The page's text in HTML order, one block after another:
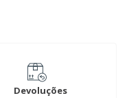
Devoluções